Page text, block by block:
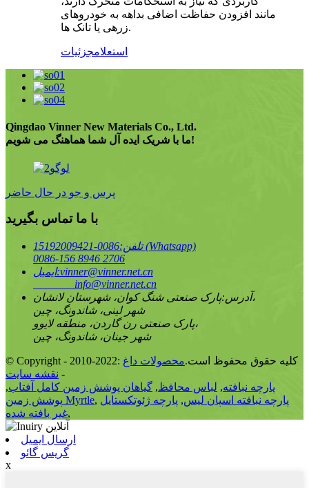
مانند افزودن حفاظت اضافی بداهه به خودروهای
زرهی یا تانک ها.
استعلامجزئیات
Qingdao Vinner New Materials Co., Ltd.
ما با شریک ایده آل شما هماهنگ می شویم!
پرس و جو در حال حاضر
با ما تماس بگیرید
تلفن:0086-15192009421 (Whatsapp)
0086-156 8946 2706
ایمیل:vinner@vinner.net.cn
info@vinner.net.cn
آدرس:پارک صنعتی شنگ کوان، شهرستان لانشان،
شهر لینی، شاندونگ، چین
پارک صنعتی رن گاردن، منطقه لایوو،
شهر جینان، شاندونگ، چین
© Copyright - 2010-2022: کلیه حقوق محفوظ است. محصولات داغ
- نقشه سایت
پارچه نبافته, لباس محافظ, گیاهان پوشش زمین کامل آفتاب,
پوشش زمین Myrtle, پارچه نبافته اسپان لیس, پارچه ژئوتکستایل
غیر بافته شده,
ارسال ایمیل
گریس گائو
x